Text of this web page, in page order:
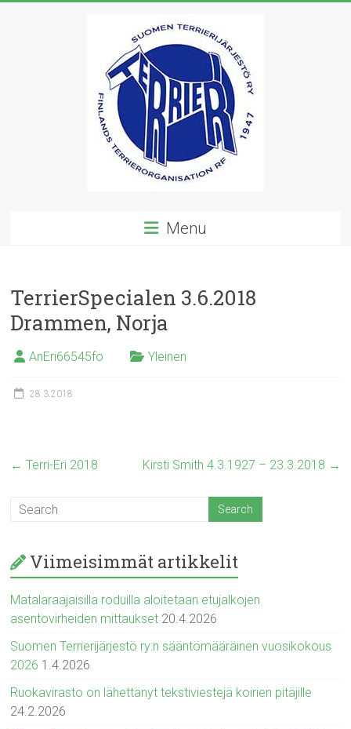
Terrierijärjestö
23
terrierirodun
Menu
TerrierSpecialen 3.6.2018
Drammen, Norja
AnEri66545fo Yleinen
28.3.2018
← Terri-Eri 2018 Kirsti Smith 4.3.1927 – 23.3.2018 →
Viimeisimmät artikkelit
Matalaraajaisilla roduilla aloitetaan etujalkojen
asentovirheiden mittaukset 20.4.2026
Suomen Terrierijärjestö ry:n sääntömääräinen vuosikokous
2026 1.4.2026
Ruokavirasto on lähettänyt tekstiviestejä koirien pitäjille
24.2.2026